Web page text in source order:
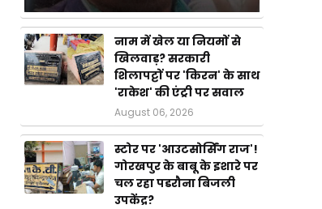
नाम में खेल या नियमों से
खिलवाड़? सरकारी
शिलापट्टों पर 'किरन' के साथ
'राकेश' की एंट्री पर सवाल
August 06, 2026
स्टोर पर 'आउटसोर्सिंग राज'!
गोरखपुर के बाबू के इशारे पर
चल रहा पडरौना बिजली
उपकेंद्र?